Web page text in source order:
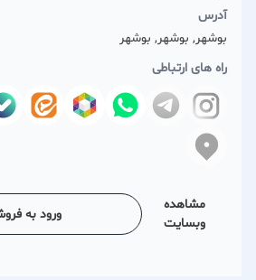
آدرس
بوشهر, بوشهر, بوشهر
راه های ارتباطی
مشاهده
وبسایت
ورود به